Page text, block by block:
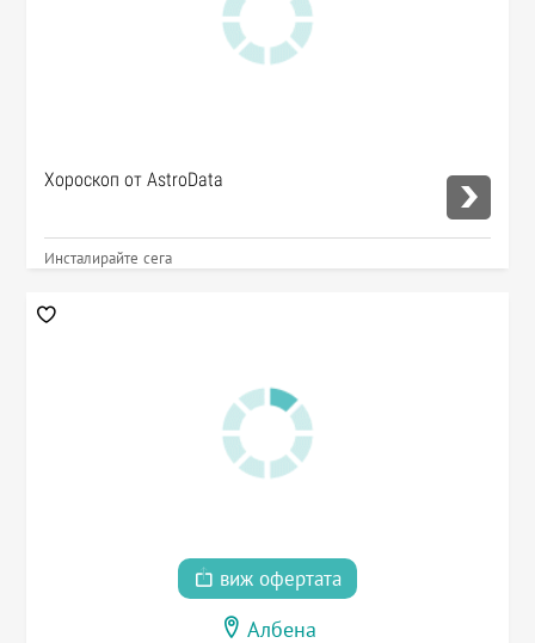
Хороскоп от AstroData
Инсталирайте сега
виж офертата
Албена